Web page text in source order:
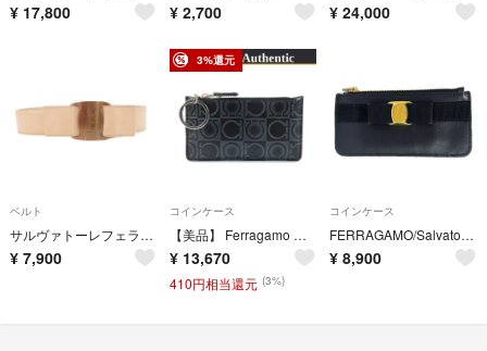
¥ 17,800 ¥ 2,700 ¥ 24,000
ベルト
サルヴァトーレフェラガモ レザーベルト ロゴバックル 白 ホワイト /JS
¥ 7,900
3%還元
コインケース
【美品】 Ferragamo フェラガモ Gancini ガンチーニ コインケース キーリング付き JS-221224 ブラック / レザー
¥ 13,670
410円相当還元 (3%)
コインケース
FERRAGAMO/SalvatoreFerragamo(サルバトーレフェラガモ) コインケース美品 ヴァラ 黒 リボン レザー
¥ 8,900